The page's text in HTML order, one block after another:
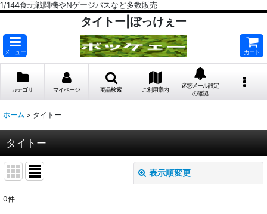
1/144食玩戦闘機やNゲージバスなど多数販売
タイトー|ぼっけぇー
メニュー カート
カテゴリ マイページ 商品検索 ご利用案内
迷惑メール設定
の確認
ホーム > タイトー
タイトー
表示順変更
0件